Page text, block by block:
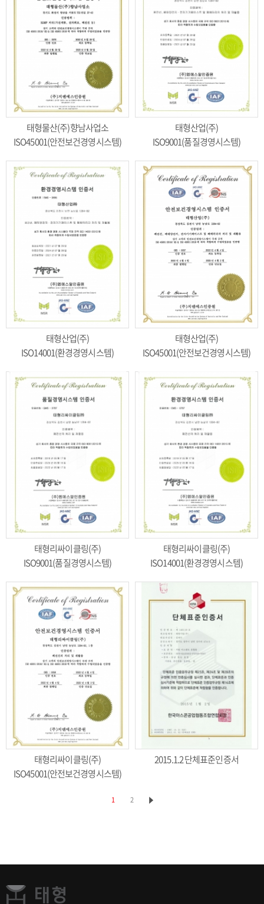
태형물산(주)향남사업소
ISO45001(안전보건경영시스템)
태형산업(주)
ISO9001(품질경영시스템)
태형산업(주)
ISO14001(환경경영시스템)
태형산업(주)
ISO45001(안전보건경영시스템)
태형리싸이클링(주)
ISO9001(품질경영시스템)
태형리싸이클링(주)
ISO14001(환경경영시스템)
태형리싸이클링(주)
ISO45001(안전보건경영시스템)
2015.1.2 단체표준인증서
1 2